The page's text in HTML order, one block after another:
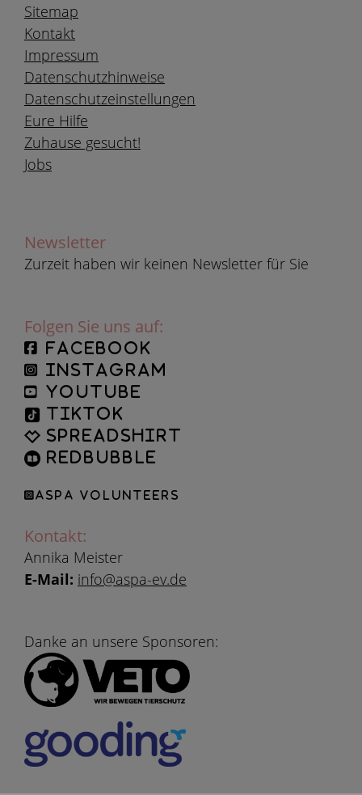
Sitemap
Kontakt
Impressum
Datenschutzhinweise
Datenschutzeinstellungen
Eure Hilfe
Zuhause gesucht!
Jobs
Newsletter
Zurzeit haben wir keinen Newsletter für Sie
Folgen Sie uns auf:
facebook
instagram
YouTube
TikTok
Spreadshirt
Redbubble
ASPA Volunteers
Kontakt:
Annika Meister
E-Mail: info@aspa-ev.de
Danke an unsere Sponsoren: